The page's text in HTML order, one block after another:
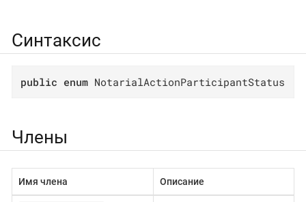
Синтаксис
public enum NotarialActionParticipantStatus
Члены
Имя члена Описание